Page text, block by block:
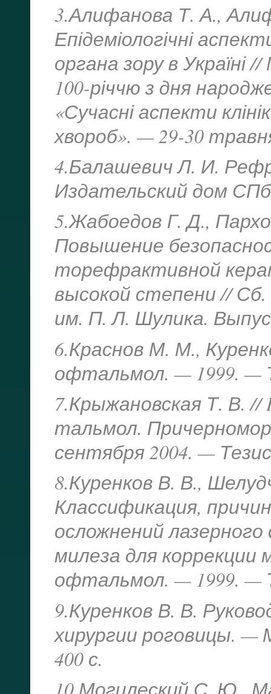
3.Алифанова Т. А.,
Епідеміологічні
органа зору в Україні
100-річчю з дня
«Сучасні аспекти
хвороб». — 29-30
4.Балашевич Л. И.
Издательский дом
5.Жабоедов Г. Д.,
Повышение
торефрактивной
высокой степени //
им. П. Л. Шулика.
6.Краснов М. М.,
офтальмол. — 1999. —
7.Крыжановская Т. В.
тальмол.
сентября 2004. —
8.Куренков В. В.,
Классификация,
осложнений
милеза для
офтальмол. — 1999. —
9.Куренков В. В.
хирургии роговицы.
400 с.